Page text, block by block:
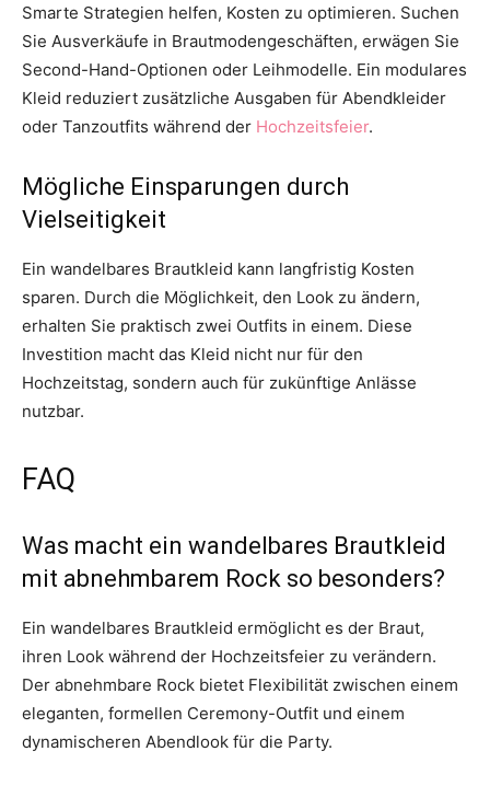
Smarte Strategien helfen, Kosten zu optimieren. Suchen
Sie Ausverkäufe in Brautmodengeschäften, erwägen Sie
Second-Hand-Optionen oder Leihmodelle. Ein modulares
Kleid reduziert zusätzliche Ausgaben für Abendkleider
oder Tanzoutfits während der Hochzeitsfeier.
Mögliche Einsparungen durch
Vielseitigkeit
Ein wandelbares Brautkleid kann langfristig Kosten
sparen. Durch die Möglichkeit, den Look zu ändern,
erhalten Sie praktisch zwei Outfits in einem. Diese
Investition macht das Kleid nicht nur für den
Hochzeitstag, sondern auch für zukünftige Anlässe
nutzbar.
FAQ
Was macht ein wandelbares Brautkleid
mit abnehmbarem Rock so besonders?
Ein wandelbares Brautkleid ermöglicht es der Braut,
ihren Look während der Hochzeitsfeier zu verändern.
Der abnehmbare Rock bietet Flexibilität zwischen einem
eleganten, formellen Ceremony-Outfit und einem
dynamischeren Abendlook für die Party.